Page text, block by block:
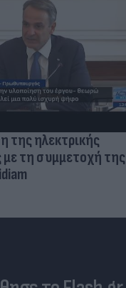
της ηλεκτρικής
τη συμμετοχή της